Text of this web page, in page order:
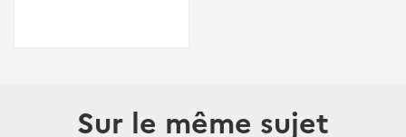
Sur le même sujet